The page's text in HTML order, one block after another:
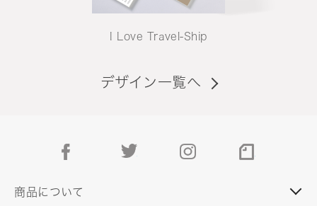
I Love Travel-Ship
デザイン一覧へ
facebook instagram
商品について